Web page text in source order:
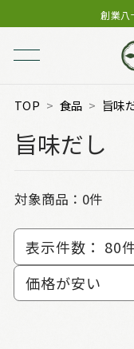
創業八
TOP 食品 旨味
旨味だし
対象商品：0件
表示件数： 80
価格が安い